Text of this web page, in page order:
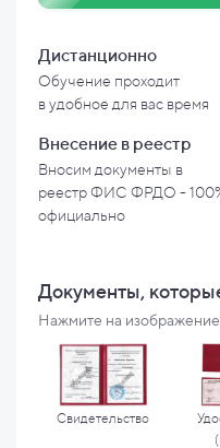
Дистанционно
Обучение проходит
вудобное для вас время
Внесение в реестр
Вносим документы в
реестр ФИС ФРДО -
официально
Документы,
Нажмите на
Свидетельство